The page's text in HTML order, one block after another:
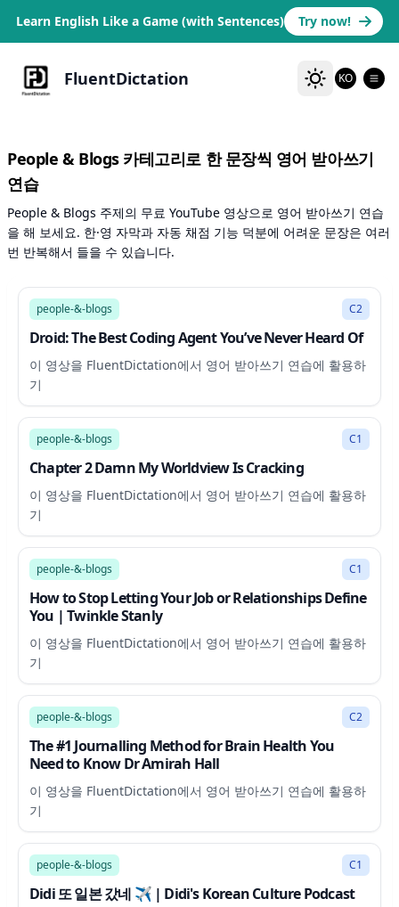
Learn English Like a Game (with Sentences) Try now!
FluentDictation KO
People & Blogs 카테고리로 한 문장씩 영어 받아쓰기
연습
People & Blogs 주제의 무료 YouTube 영상으로 영어 받아쓰기 연습
을 해 보세요. 한·영 자막과 자동 채점 기능 덕분에 어려운 문장은 여러
번 반복해서 들을 수 있습니다.
people-&-blogs C2
Droid: The Best Coding Agent You’ve Never Heard Of
이 영상을 FluentDictation에서 영어 받아쓰기 연습에 활용하
기
7:06
people-&-blogs C1
Chapter 2 Damn My Worldview Is Cracking
이 영상을 FluentDictation에서 영어 받아쓰기 연습에 활용하
기
46:39
people-&-blogs C1
How to Stop Letting Your Job or Relationships Define
You | Twinkle Stanly
이 영상을 FluentDictation에서 영어 받아쓰기 연습에 활용하
기
7:26
people-&-blogs C2
The #1 Journalling Method for Brain Health You
Need to Know Dr Amirah Hall
이 영상을 FluentDictation에서 영어 받아쓰기 연습에 활용하
기
27:25
people-&-blogs C1
Didi 또 일본 갔네 ✈️ | Didi's Korean Culture Podcast